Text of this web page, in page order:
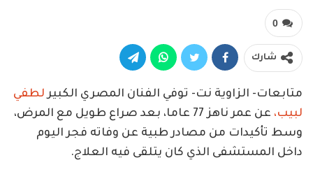
0
شارك
متابعات- الزاوية نت- توفي الفنان المصري الكبيرلطفي
لبيب،
عن عمر ناهز 77 عاما، بعد صراع طويل مع المرض،
وسط تأكيدات من مصادر طبية عن وفاته فجر اليوم
داخل المستشفى الذي كان يتلقى فيه العلاج.